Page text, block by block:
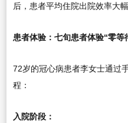
后，患者平均住院出院效率大
患者体验：七旬患者体验“零等
72岁的冠心病患者李女士通过
程：
入院阶段：